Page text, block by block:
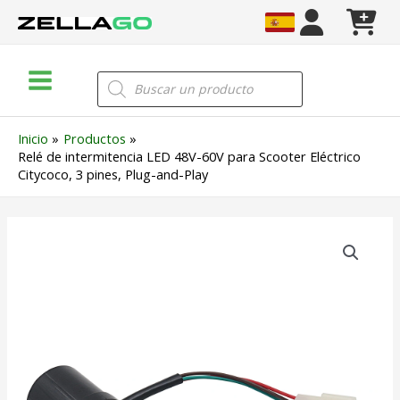
Menu
Búsqueda
de
productos
Inicio
Productos
Relé de intermitencia LED 48V-60V para Scooter Eléctrico
Citycoco, 3 pines, Plug-and-Play
Scooter